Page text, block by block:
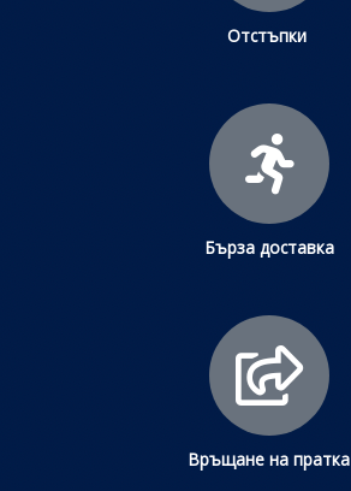
Отстъпки
Бърза доставка
Връщане на пратка